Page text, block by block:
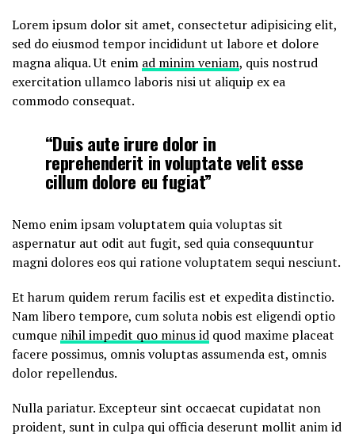
Lorem ipsum dolor sit amet, consectetur adipisicing elit,
sed do eiusmod tempor incididunt ut labore et dolore
magna aliqua. Ut enim ad minim veniam, quis nostrud
exercitation ullamco laboris nisi ut aliquip ex ea
commodo consequat.
“Duis aute irure dolor in
reprehenderit in voluptate velit esse
cillum dolore eu fugiat”
Nemo enim ipsam voluptatem quia voluptas sit
aspernatur aut odit aut fugit, sed quia consequuntur
magni dolores eos qui ratione voluptatem sequi nesciunt.
Et harum quidem rerum facilis est et expedita distinctio.
Nam libero tempore, cum soluta nobis est eligendi optio
cumque nihil impedit quo minus id quod maxime placeat
facere possimus, omnis voluptas assumenda est, omnis
dolor repellendus.
Nulla pariatur. Excepteur sint occaecat cupidatat non
proident, sunt in culpa qui officia deserunt mollit anim id